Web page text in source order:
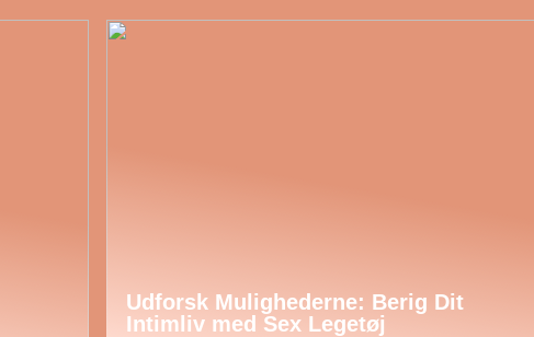
Udforsk Mulighederne: Berig Dit
Intimliv med Sex Legetøj